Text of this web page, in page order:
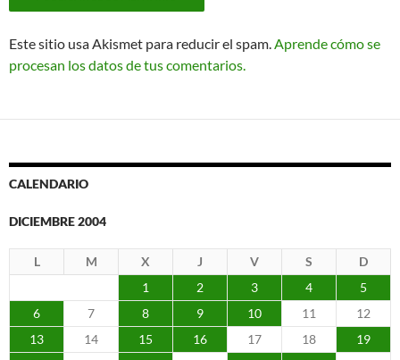
Este sitio usa Akismet para reducir el spam.Aprende cómo se
procesan los datos de tus comentarios.
CALENDARIO
DICIEMBRE 2004
L M X J V S
D
1
2 3 4
5
6
7 8 9 10 11
12
13
14 15 16 17 18
19